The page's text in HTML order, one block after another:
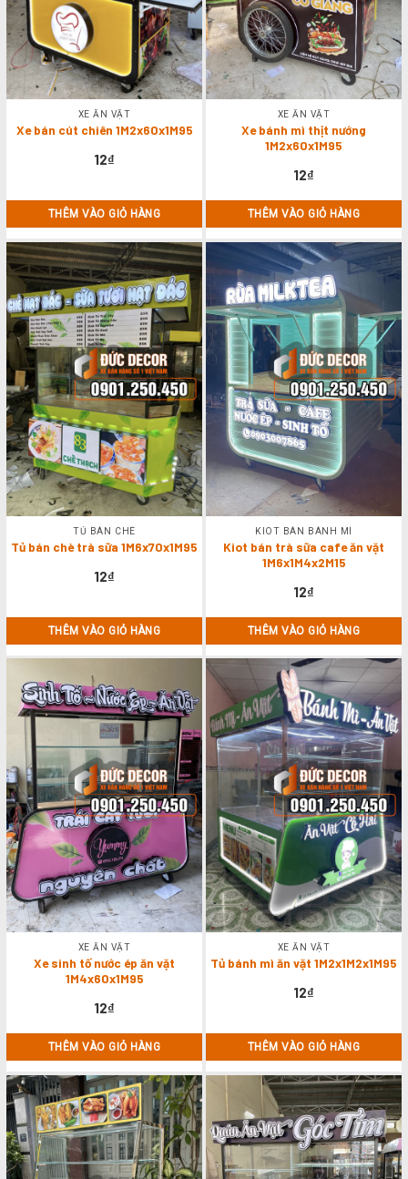
XE ĂN VẶT
Xe bán cút chiên 1M2x60x1M95
12₫
THÊM VÀO GIỎ HÀNG
XE ĂN VẶT
Xe bánh mì thịt nướng
1M2x60x1M95
12₫
THÊM VÀO GIỎ HÀNG
TỦ BÁN CHÈ
Tủ bán chè trà sữa 1M6x70x1M95
12₫
THÊM VÀO GIỎ HÀNG
KIOT BÁN BÁNH MÌ
Kiot bán trà sữa cafe ăn vặt
1M6x1M4x2M15
12₫
THÊM VÀO GIỎ HÀNG
XE ĂN VẶT
Xe sinh tố nước ép ăn vặt
1M4x60x1M95
12₫
THÊM VÀO GIỎ HÀNG
XE ĂN VẶT
Tủ bánh mì ăn vặt 1M2x1M2x1M95
12₫
THÊM VÀO GIỎ HÀNG